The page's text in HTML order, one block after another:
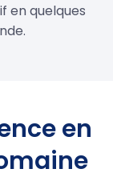
en quelques
en